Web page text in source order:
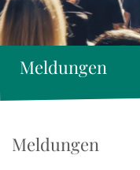
Meldungen
Meldungen